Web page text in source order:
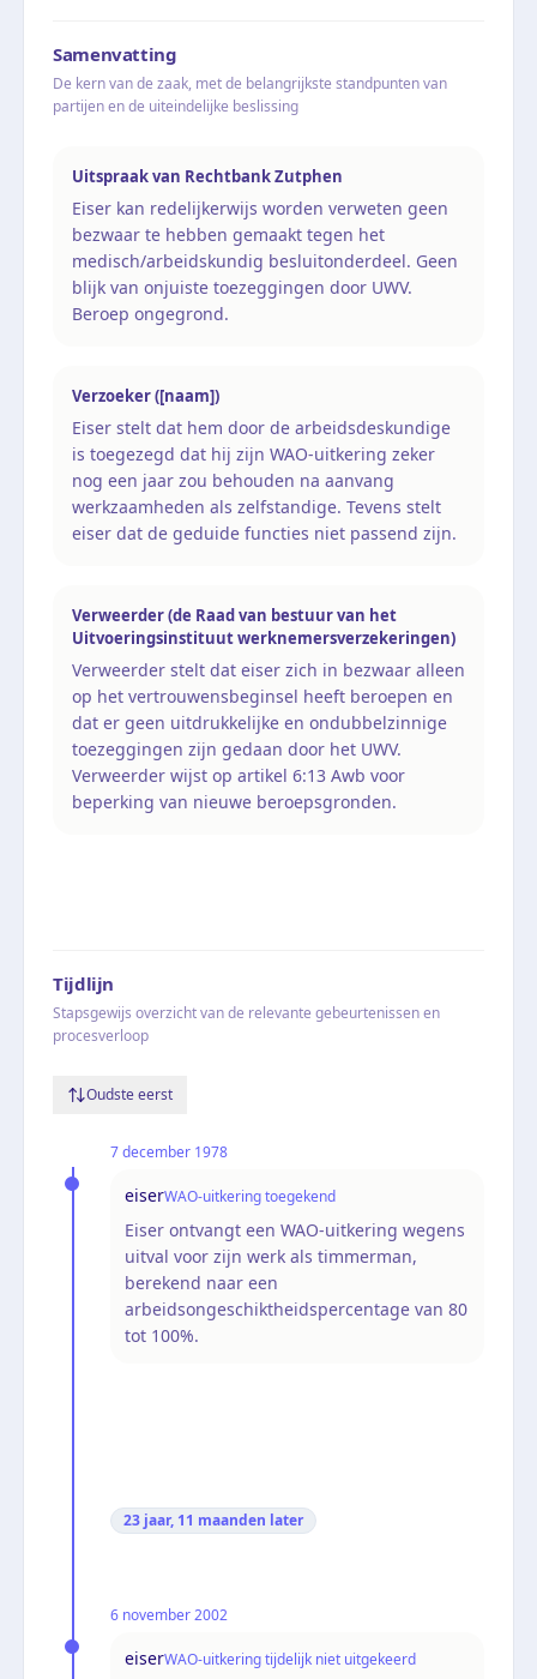
Samenvatting
De kern van de zaak, met de belangrijkste standpunten van
partijen en de uiteindelijke beslissing
Uitspraak van Rechtbank Zutphen
Eiser kan redelijkerwijs worden verweten geen
bezwaar te hebben gemaakt tegen het
medisch/arbeidskundig besluitonderdeel. Geen
blijk van onjuiste toezeggingen door UWV.
Beroep ongegrond.
Verzoeker ([naam])
Eiser stelt dat hem door de arbeidsdeskundige
is toegezegd dat hij zijn WAO-uitkering zeker
nog een jaar zou behouden na aanvang
werkzaamheden als zelfstandige. Tevens stelt
eiser dat de geduide functies niet passend zijn.
Verweerder (de Raad van bestuur van het
Uitvoeringsinstituut werknemersverzekeringen)
Verweerder stelt dat eiser zich in bezwaar alleen
op het vertrouwensbeginsel heeft beroepen en
dat er geen uitdrukkelijke en ondubbelzinnige
toezeggingen zijn gedaan door het UWV.
Verweerder wijst op artikel 6:13 Awb voor
beperking van nieuwe beroepsgronden.
Tijdlijn
Stapsgewijs overzicht van de relevante gebeurtenissen en
procesverloop
Oudste eerst
7 december 1978
eiserWAO-uitkering toegekend
Eiser ontvangt een WAO-uitkering wegens
uitval voor zijn werk als timmerman,
berekend naar een
arbeidsongeschiktheidspercentage van 80
tot 100%.
23 jaar, 11 maanden later
6 november 2002
eiserWAO-uitkering tijdelijk niet uitgekeerd